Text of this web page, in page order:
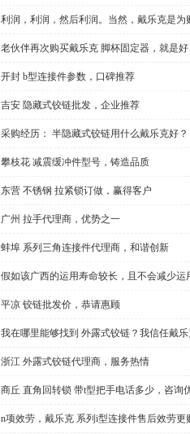
利润，利润，然后利润。当然，戴乐克是为
老伙伴再次购买戴乐克 脚杯固定器，就是
开封 b型连接件参数，口碑推荐
吉安 隐藏式铰链批发，企业推荐
采购经历： 半隐藏式铰链用什么戴乐克好？
攀枝花 减震缓冲件型号，铸造品质
东营 不锈钢 拉紧锁订做，赢得客户
广州 拉手代理商，优势之一
蚌埠 系列三角连接件代理商，和谐创新
假如该广西的运用寿命较长，且不会减少
平凉 铰链批发价，恭请惠顾
我在哪里能够找到 外露式铰链？我信任戴
浙江 外露式铰链代理商，服务热情
商丘 直角回转锁 带t型把手电话多少，咨询
n项效劳，戴乐克 系列i型连接件售后效劳更